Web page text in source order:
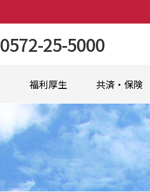
0572-25-5000
福利厚生 共済・保険